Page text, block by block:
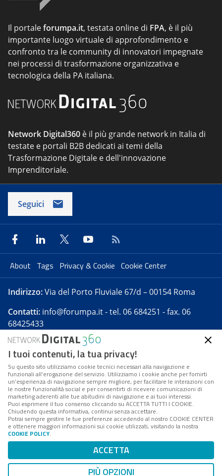
Il portaleforumpa.it, testata online di FPA, è il più
importante luogo virtuale di approfondimento e
confronto tra le community di innovatori impegnate
nei processi di trasformazione organizzativa e
tecnologica della PA italiana.
Network Digital360 è il più grande network in Italia di
testate e portali B2B dedicati ai temi della
Trasformazione Digitale e dell'innovazione
Imprenditoriale.
Seguici
About Tags Privacy & Cookie Cookie Center
Indirizzo:Via del Porto Fluviale 67/d – 00154 Roma
Contatti: info@forumpa.it- tel. 06 684251 - fax. 06
68425433
Forumpa.itè una pubblicazione telematica iscritta
presso Registro della stampa del Tribunale di Roma -
Reg. n. 182 del 2 maggio 2008 - Direttore resp. Michela
Stentella
FPA s.r.l. è società soggetta a Direzione e
Coordinamento da parte di Digital360 S.p.A. - FPA s.r.l.
è un'azienda certificata per il sistema di management
Codice Fiscale/Partita IVA n. 10693191008 - R.E.A. Roma
n. 1249791. ISP AWS
Mappa del sito
I tuoi contenuti, la tua privacy!
Su questo sito utilizziamo cookie tecnici necessari alla navigazione e
funzionali all’erogazione del servizio. Utilizziamo i cookie anche per fornirti
un’esperienza di navigazione sempre migliore, per facilitare le interazioni con
le nostre funzionalità social e per consentirti di ricevere comunicazioni di
marketing aderenti alle tue abitudini di navigazione e ai tuoi interessi.
Puoi esprimere il tuo consenso cliccando su ACCETTA TUTTI I COOKIE.
Chiudendo questa informativa, continui senza accettare.
Potrai sempre gestire le tue preferenze accedendo al nostro COOKIE CENTER
e ottenere maggiori informazioni sui cookie utilizzati, visitando la nostra
COOKIE POLICY.
ACCETTA
PIÙ OPZIONI